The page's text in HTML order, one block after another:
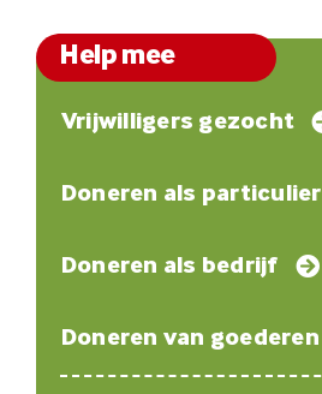
Help mee
Vrijwilligers gezocht
Doneren als particulier
Doneren als bedrijf
Doneren van goederen